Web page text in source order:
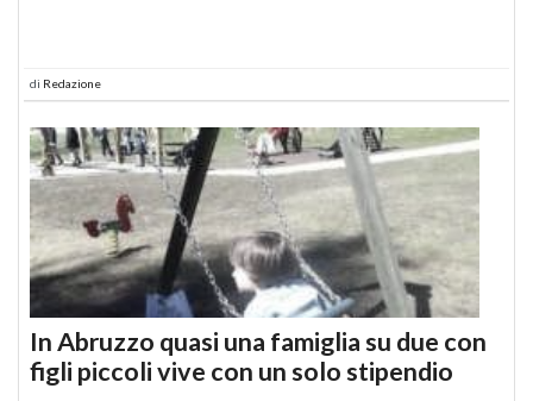
di Redazione
In Abruzzo quasi una famiglia su due con
figli piccoli vive con un solo stipendio